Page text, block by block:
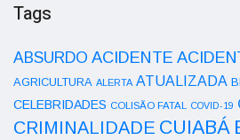
Tags
ABSURDO ACIDENTE
AGRICULTURA ALERTA ATUALIZADA
CELEBRIDADES COLISÃO FATAL COVID-19
CRIMINALIDADE CUIABÁ